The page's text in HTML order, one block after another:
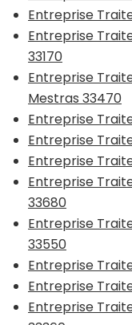
Entreprise
Entreprise
33170
Entreprise
Mestras 33470
Entreprise
Entreprise
Entreprise
Entreprise
33680
Entreprise
33550
Entreprise
Entreprise
Entreprise